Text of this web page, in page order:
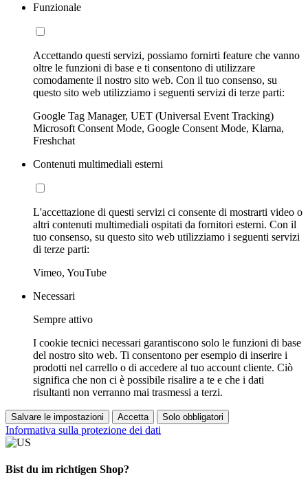
Funzionale
Accettando questi servizi, possiamo fornirti feature che vanno
oltre le funzioni di base e ti consentono di utilizzare
comodamente il nostro sito web. Con il tuo consenso, su
questo sito web utilizziamo i seguenti servizi di terze parti:
Google Tag Manager, UET (Universal Event Tracking)
Microsoft Consent Mode, Google Consent Mode, Klarna,
Freshchat
Contenuti multimediali esterni
L'accettazione di questi servizi ci consente di mostrarti video o
altri contenuti multimediali ospitati da fornitori esterni. Con il
tuo consenso, su questo sito web utilizziamo i seguenti servizi
di terze parti:
Vimeo, YouTube
Necessari
Sempre attivo
I cookie tecnici necessari garantiscono solo le funzioni di base
del nostro sito web. Ti consentono per esempio di inserire i
prodotti nel carrello o di accedere al tuo account cliente. Ciò
significa che non ci è possibile risalire a te e che i dati
risultanti non verranno mai trasmessi a terzi.
Salvare le impostazioni Accetta Solo obbligatori
Informativa sulla protezione dei dati
Bist du im richtigen Shop?